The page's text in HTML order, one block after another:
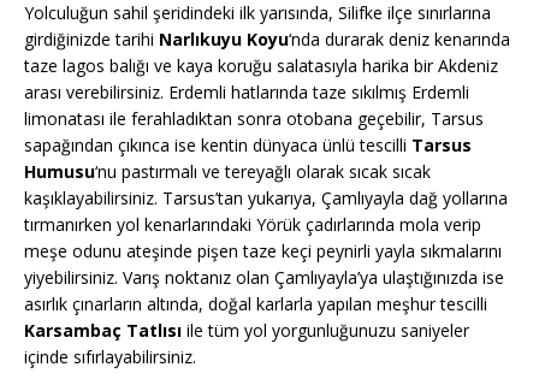
Yolculuğun sahil şeridindeki ilk yarısında, Silifke ilçe sınırlarına
girdiğinizde tarihi Narlıkuyu Koyu‘nda durarak deniz kenarında
taze lagos balığı ve kaya koruğu salatasıyla harika bir Akdeniz
arası verebilirsiniz. Erdemli hatlarında taze sıkılmış Erdemli
limonatası ile ferahladıktan sonra otobana geçebilir, Tarsus
sapağından çıkınca ise kentin dünyaca ünlü tescilli Tarsus
Humusu‘nu pastırmalı ve tereyağlı olarak sıcak sıcak
kaşıklayabilirsiniz. Tarsus’tan yukarıya, Çamlıyayla dağ yollarına
tırmanırken yol kenarlarındaki Yörük çadırlarında mola verip
meşe odunu ateşinde pişen taze keçi peynirli yayla sıkmalarını
yiyebilirsiniz. Varış noktanız olan Çamlıyayla’ya ulaştığınızda ise
asırlık çınarların altında, doğal karlarla yapılan meşhur tescilli
Karsambaç Tatlısı ile tüm yol yorgunluğunuzu saniyeler
içinde sıfırlayabilirsiniz.